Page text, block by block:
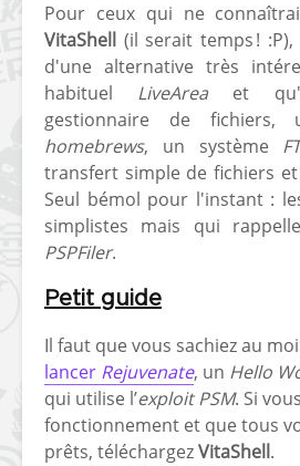
Pour ceux qui ne
VitaShell (il serait temps !
d'une alternative très
habituel LiveAreaet qu'il
gestionnaire de fichiers,
homebrews, un système
transfert simple de fichiers
Seul bémol pour l'instant :
simplistes mais qui
PSPFiler.
Petit guide
Il faut que vous sachiez au
lancer Rejuvenate, un Hello
qui utilise l’exploit PSM. Si
fonctionnement et que tous
prêts, téléchargezVitaShell.
[Vita] Ouverture de
KyûHEN, le nouveau
concours de
homebrews
[PSP] Débricker une
PSP 2000/3000 est
possible avec Baryon
[PS4] TUTO - Hacker
en 6.72
[PS4] Le point sur le
fameux jailbreak pour
6.72 / 7.02